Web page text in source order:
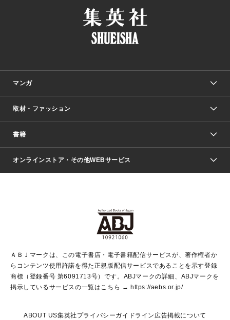
マンガ
少年マンガ
Vジャンプ
ジャンプルーキー！
ジャンプTOON
S-MANGA
集英社ジャンプリミックス
週刊ヤングジャンプ
ウルトラジャンプ
少女マンガ
リマコミ＋
マンガMeets
月刊オフィスユー
取材・ファッション
Seventeen
LEE
Marisol
T JAPAN:The New York Times Style Magazine
芸能・情報・スポーツ
パラスポ＋！
書籍
文芸・文庫・総合
青春と読書
アジア人物史
集英社新書
集英社新書プラス
よみタイ
ライトノベル・ノベライズ
集英社Webマガジン Cobalt
集英社オレンジ文庫
シフォン文庫
JUMP j BOOKS
集英社みらい文庫
S-KIDS.LAND
オンラインストア・その他WEBサービス
SHUEISHA MANGA-ART HERITAGE
HAPPY PLUS STORE
shueisha vox
EDITOR'S LAB
ＡＢＪマークは、この電子書店・電子書籍配信サービスが、著作権者か
らコンテンツ使用許諾を得た正規版配信サービスであることを示す登録
商標（登録番号 第6091713号）です。ABJマークの詳細、ABJマークを
掲示しているサービスの一覧はこちら → https://aebs.or.jp/
ABOUT US集英社プライバシーガイドライン 広告掲載について